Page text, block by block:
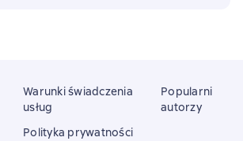
Warunki świadczenia
usług
Polityka prywatności
Popularni
autorzy